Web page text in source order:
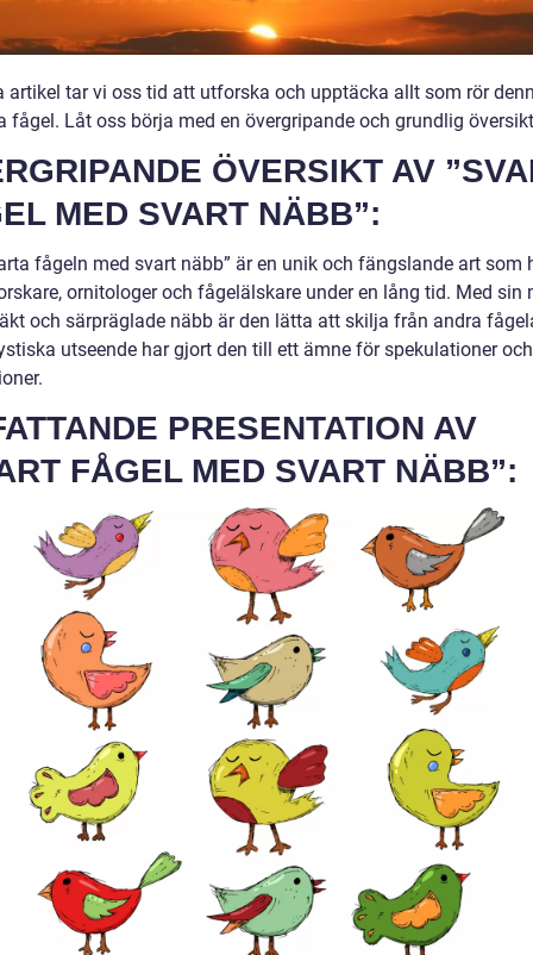
artikel tar vi oss tid att utforska och upptäcka allt som rör
fågel. Låt oss börja med en övergripande och grundlig
ÖVERSIKT AV
MED SVART NÄBB”:
fågeln med svart näbb” är en unik och fängslande art som
ornitologer och fågelälskare under en lång tid. Med sin
och särpräglade näbb är den lätta att skilja från andra
utseende har gjort den till ett ämne för spekulationer och
PRESENTATION AV
FÅGEL MED SVART NÄBB”: